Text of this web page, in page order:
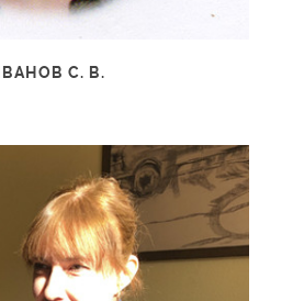
С. В.